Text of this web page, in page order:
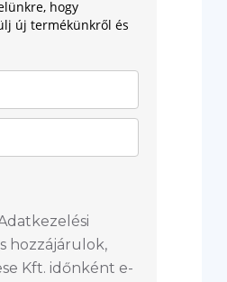
hogy
új termékünkről és
hozzájárulok,
Kft. időnként e-